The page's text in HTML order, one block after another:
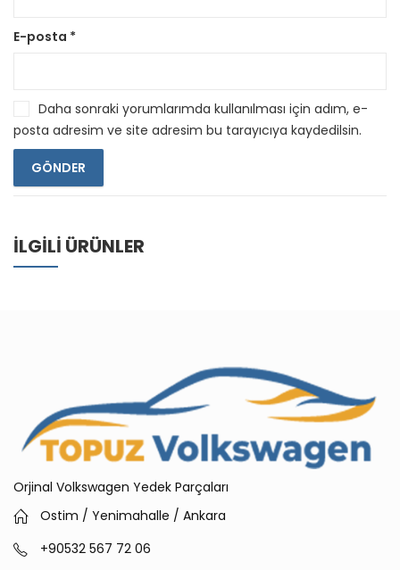
E-posta *
Daha sonraki yorumlarımda kullanılması için adım, e-
posta adresim ve site adresim bu tarayıcıya kaydedilsin.
İLGILI ÜRÜNLER
Orjinal Volkswagen Yedek Parçaları
Ostim / Yenimahalle / Ankara
+90532 567 72 06